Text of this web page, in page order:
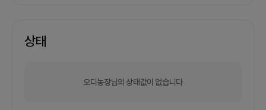
상태
오디농장님의 상태값이 없습니다